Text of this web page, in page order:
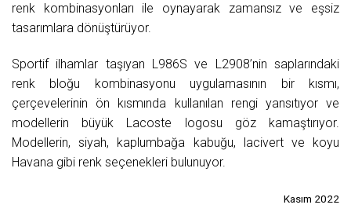
renk kombinasyonları ile oynayarak zamansız ve eşsiz
tasarımlara dönüştürüyor.
Sportif ilhamlar taşıyan L986S ve L2908’nin saplarındaki
renk bloğu kombinasyonu uygulamasının bir kısmı,
çerçevelerinin ön kısmında kullanılan rengi yansıtıyor ve
modellerin büyük Lacoste logosu göz kamaştırıyor.
Modellerin, siyah, kaplumbağa kabuğu, lacivert ve koyu
Havana gibi renk seçenekleri bulunuyor.
Kasım 2022